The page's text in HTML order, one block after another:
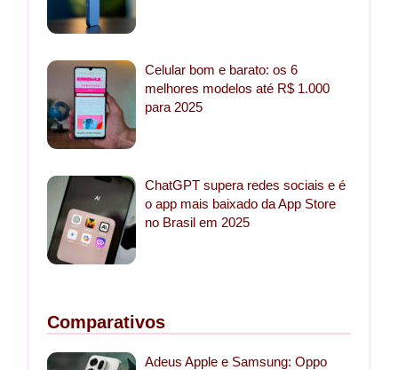
Celular bom e barato: os 6
melhores modelos até R$ 1.000
para 2025
ChatGPT supera redes sociais e é
o app mais baixado da App Store
no Brasil em 2025
Comparativos
Adeus Apple e Samsung: Oppo